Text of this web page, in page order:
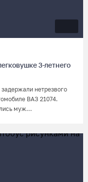
3-летнего
нетрезвого
ВАЗ 21074.
муж...